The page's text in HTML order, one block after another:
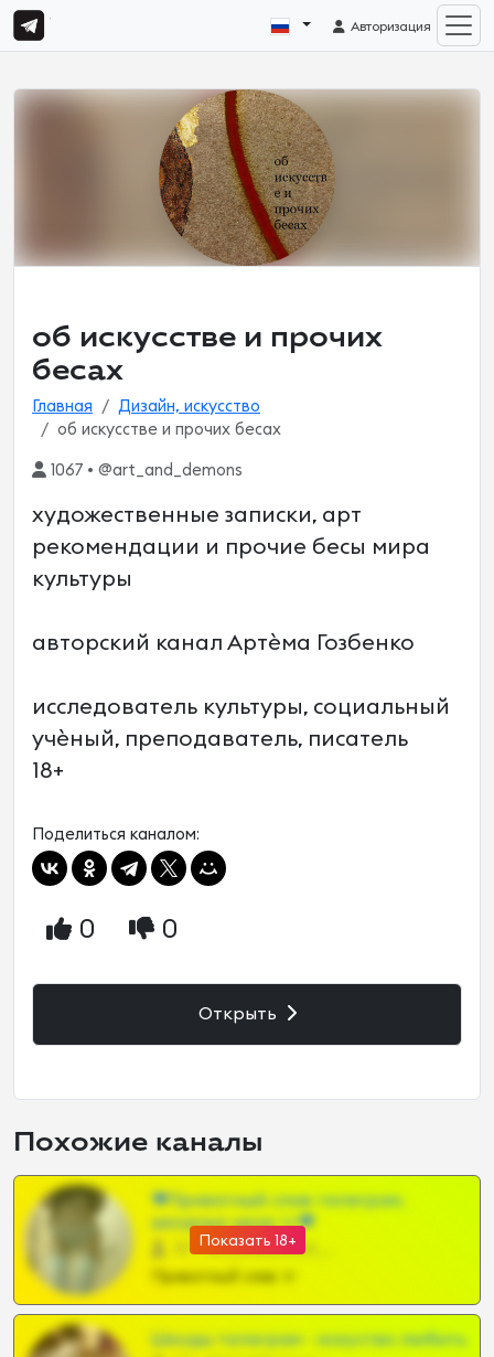
Авторизация
об искусстве и прочих
бесах
Главная
Дизайн, искусство
об искусстве и прочих бесах
1067 • @art_and_demons
художественные записки, арт
рекомендации и прочие бесы мира
культуры
авторский канал Артèма Гозбенко
исследователь культуры, социальный
учèный, преподаватель, писатель
18+
Поделиться каналом:
0 0
Открыть
Похожие каналы
Показать 18+
❤Приватный слив телеграм,
шкодных шкур тг❤
57 •
Приватный слив тг
Шкоды телеграм - искуство любить